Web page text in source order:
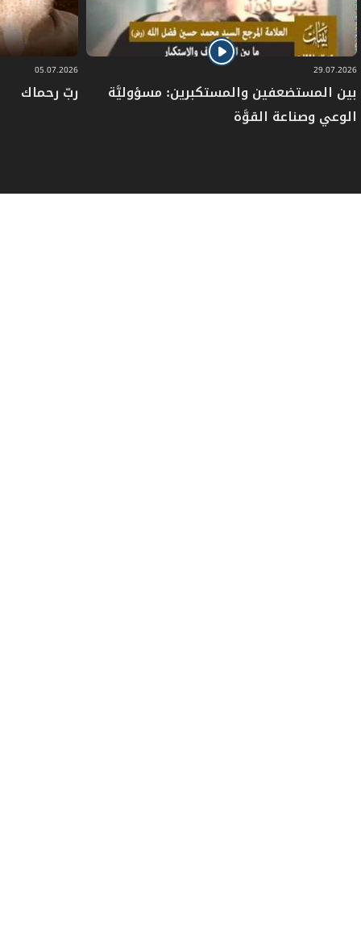
29.07.2026
بين المستضعفين والمستكبرين: مسؤوليَّة
الوعي وصناعة القوَّة
05.07.2026
ربّ رحماك